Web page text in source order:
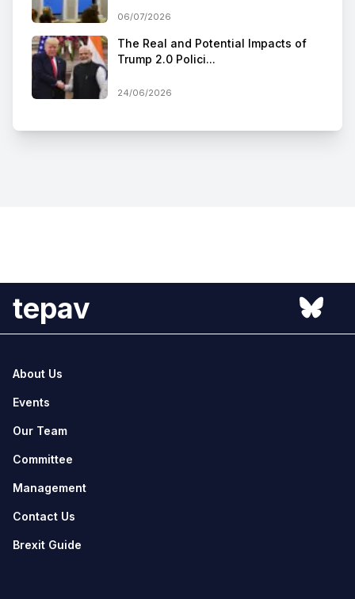
06/07/2026
The Real and Potential Impacts of
Trump 2.0 Polici...
24/06/2026
tepav
About Us
Events
Our Team
Committee
Management
Contact Us
Brexit Guide